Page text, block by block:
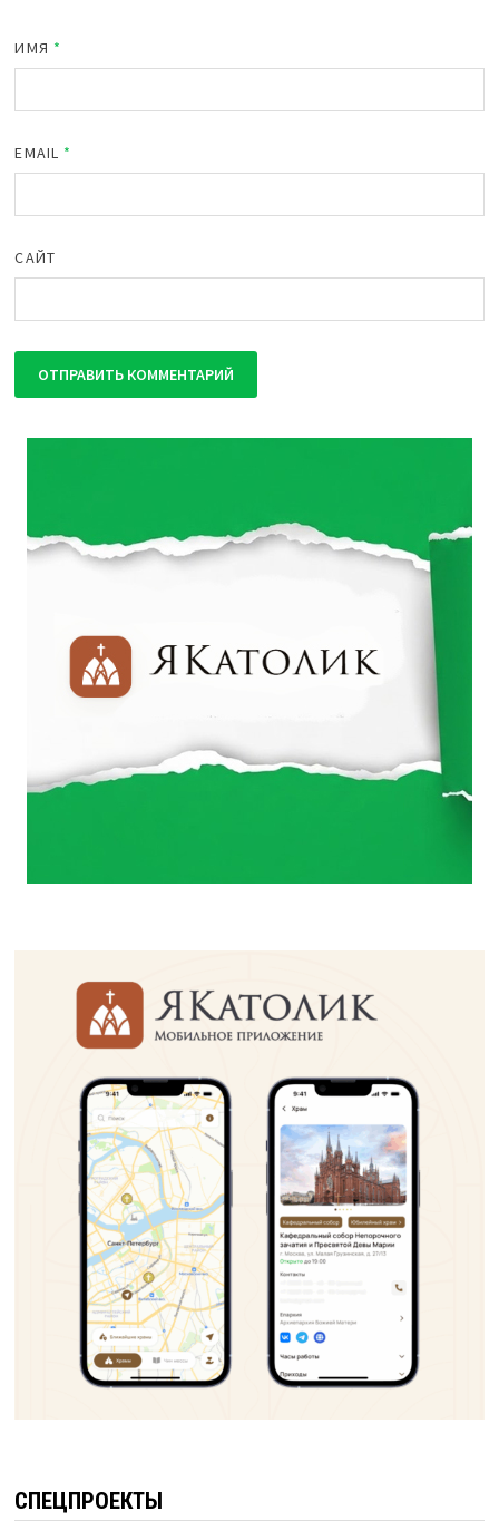
ИМЯ *
EMAIL *
САЙТ
СПЕЦПРОЕКТЫ